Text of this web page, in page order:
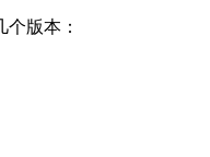
版本：